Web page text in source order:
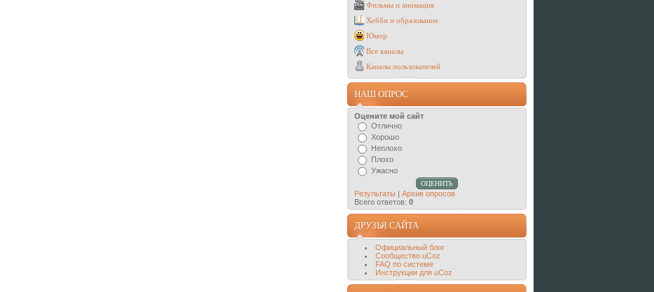
Фильмы и анимация
Хобби и образование
Юмор
Все каналы
Каналы пользователей
НАШ ОПРОС
Оцените мой сайт
Отлично
Хорошо
Неплохо
Плохо
Ужасно
Результаты | Архив опросов
Всего ответов: 0
ДРУЗЬЯ САЙТА
Официальный блог
Сообщество uCoz
FAQ по системе
Инструкции для uCoz